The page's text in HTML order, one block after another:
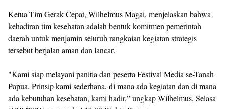
Ketua Tim Gerak Cepat, Wilhelmus Magai, menjelaskan bahwa
kehadiran tim kesehatan adalah bentuk komitmen pemerintah
daerah untuk menjamin seluruh rangkaian kegiatan strategis
tersebut berjalan aman dan lancar.
"Kami siap melayani panitia dan peserta Festival Media se-Tanah
Papua. Prinsip kami sederhana, di mana ada kegiatan dan di mana
ada kebutuhan kesehatan, kami hadir,” ungkap Wilhelmus, Selasa